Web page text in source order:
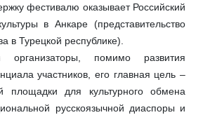
фестивалю оказывает Российский
в Анкаре (представительство
в Турецкой республике).
организаторы, помимо развития
участников, его главная цель –
площадки для культурного обмена
русскоязычной диаспоры и